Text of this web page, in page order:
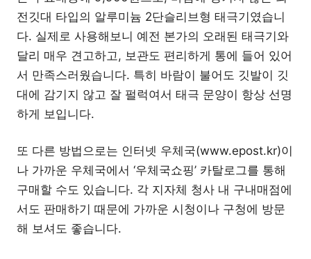
전깃대 타입의 알루미늄 2단슬리브형 태극기였습니
다. 실제로 사용해보니 예전 본가의 오래된 태극기와
달리 매우 견고하고, 보관도 편리하게 통에 들어 있어
서 만족스러웠습니다. 특히 바람이 불어도 깃발이 깃
대에 감기지 않고 잘 펄럭여서 태극 문양이 항상 선명
하게 보입니다.
또 다른 방법으로는 인터넷 우체국(www.epost.kr)이
나 가까운 우체국에서 ‘우체국쇼핑’ 카탈로그를 통해
구매할 수도 있습니다. 각 지자체 청사 내 구내매점에
서도 판매하기 때문에 가까운 시청이나 구청에 방문
해 보셔도 좋습니다.